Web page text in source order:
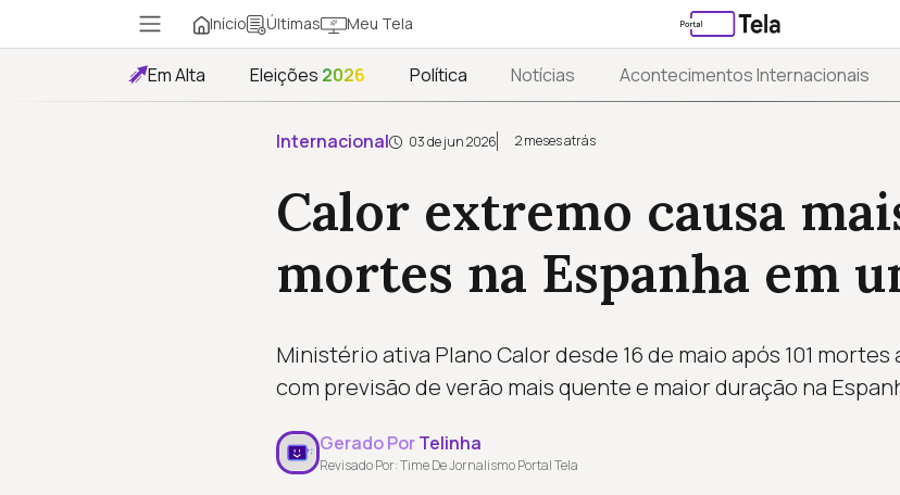
Início Últimas Meu Tela
Em Alta Eleições 2026 Política Notícias Acontecimentos Internacionais
Internacional 03 de jun 2026 2 meses atrás
Calor extremo causa
mortes na Espanha em
Ministério ativa Plano Calor desde 16 de maio após 101
com previsão de verão mais quente e maior duração na
Gerado PorTelinha
Revisado Por: Time De Jornalismo Portal Tela